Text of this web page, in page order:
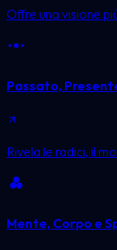
Offre una visione
Passato,
Rivela le radici, il
Mente, Corpo e